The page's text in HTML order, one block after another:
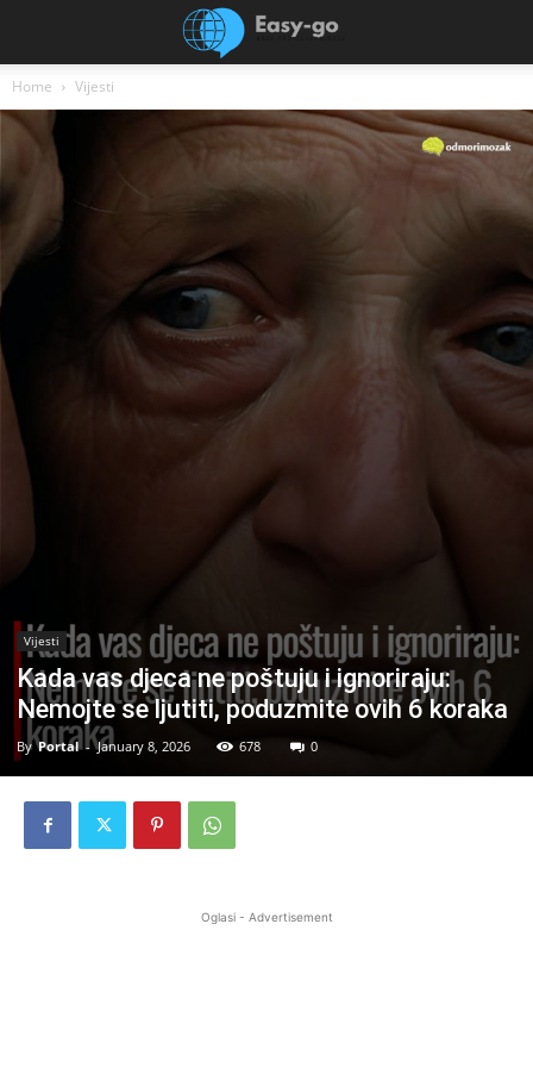
Home Vijesti
Vijesti
Kada vas djeca ne poštuju i ignoriraju:
Nemojte se ljutiti, poduzmite ovih 6 koraka
By Portal - January 8, 2026 678 0
Oglasi - Advertisement